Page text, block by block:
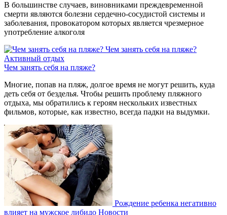
В большинстве случаев, виновниками преждевременной
смерти являются болезни сердечно-сосудистой системы и
заболевания, провокатором которых является чрезмерное
употребление алкоголя
Чем занять себя на пляже?
Активный отдых
Чем занять себя на пляже?
Многие, попав на пляж, долгое время не могут решить, куда
деть себя от безделья. Чтобы решить проблему пляжного
отдыха, мы обратились к героям нескольких известных
фильмов, которые, как известно, всегда падки на выдумки.
Рождение ребенка негативно
влияет на мужское либидо Новости